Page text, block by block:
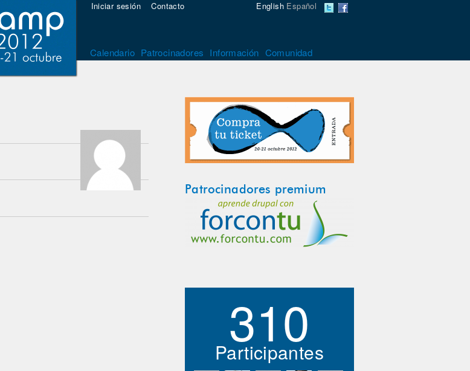
English Español
Iniciar sesión Contacto
Calendario Patrocinadores Información Comunidad
Patrocinadores premium
310
Participantes